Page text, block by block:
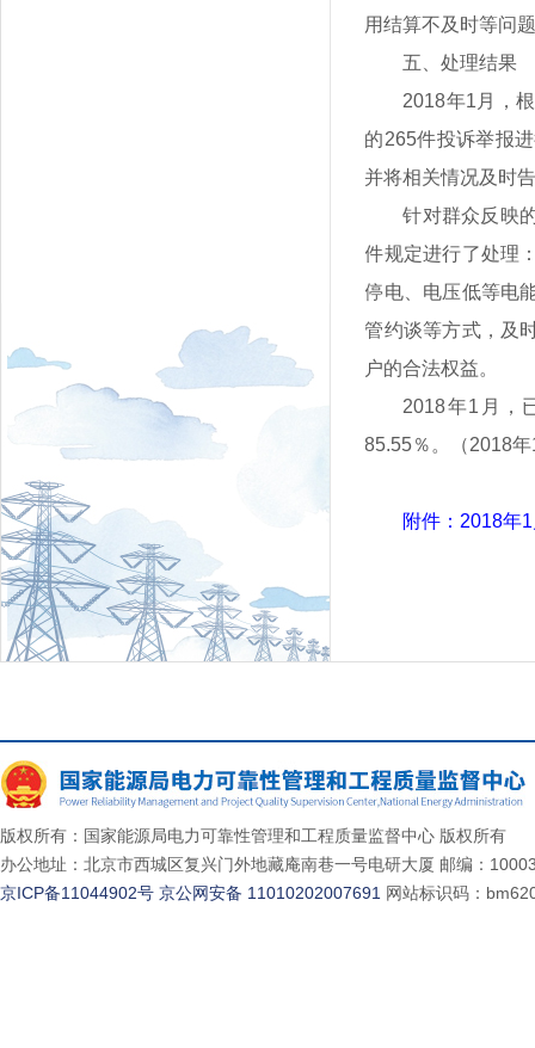
用结算不及时等问
五、处理结果
2018年1月，
的265件投诉举报
并将相关情况及时
针对群众反映
件规定进行了处理
停电、电压低等电
管约谈等方式，及
户的合法权益。
2018年1月，
85.55％。（2018
附件：2018年
版权所有：国家能源局电力可靠性管理和工程质量监督中心 版权所有
办公地址：北京市西城区复兴门外地藏庵南巷一号电研大厦 邮编：
京ICP备11044902号 京公网安备 11010202007691 网站标识码：